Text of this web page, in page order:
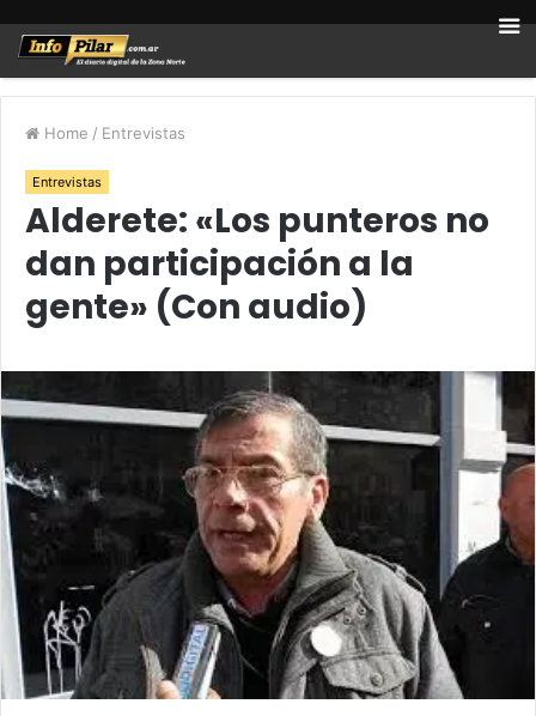
Home / Entrevistas
Entrevistas
Alderete: «Los punteros no
dan participación a la
gente» (Con audio)